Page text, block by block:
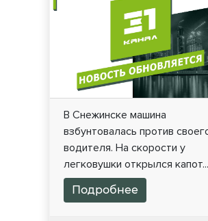
В Снежинске машина
взбунтовалась против
водителя. На скорости у
легковушки открылся
Подробнее